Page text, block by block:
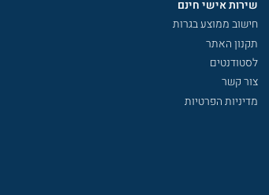
שירות אישי חינם
חישוב ממוצע בגרות
תקנון האתר
לסטודנטים
צור קשר
מדיניות הפרטיות